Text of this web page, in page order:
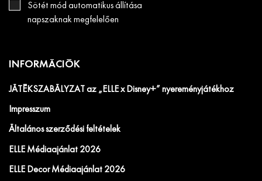
Sötét mód automatikus állítása
napszaknak megfelelően
INFORMÁCIÓK
JÁTÉKSZABÁLYZAT az „ELLE x Disney+” nyereményjátékhoz
Impresszum
Általános szerződési feltételek
ELLE Médiaajánlat 2026
ELLE Decor Médiaajánlat 2026